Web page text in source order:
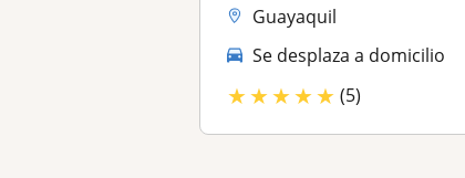
Guayaquil
Se desplaza a domicilio
★★★★★ (5)